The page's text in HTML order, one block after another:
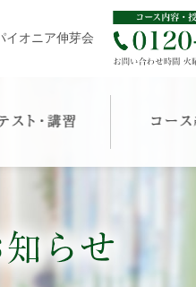
イオニア伸芽会